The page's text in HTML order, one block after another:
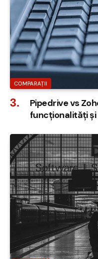
COMPARAȚII
Pipedrive vs
funcționalități